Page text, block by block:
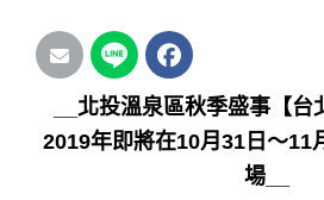
_北投溫泉區秋季盛事 【台
2019年即將在10月31日～11
場_